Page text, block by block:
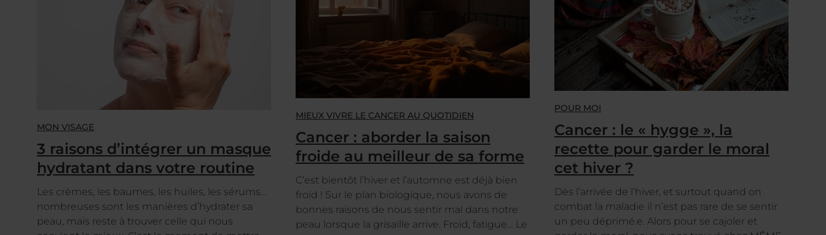
MON VISAGE
3 raisons d’intégrer un masque
hydratant dans votre routine
Les crèmes, les baumes, les huiles, les sérums…
nombreuses sont les manières d’hydrater sa
peau, mais reste à trouver celle qui nous
MIEUX VIVRE LE CANCER AU QUOTIDIEN
Cancer : aborder la saison
froide au meilleur de sa forme
C’est bientôt l’hiver et l’automne est déjà bien
froid ! Sur le plan biologique, nous avons de
bonnes raisons de nous sentir mal dans notre
peau lorsque la grisaille arrive. Froid, fatigue… Le
POUR MOI
Cancer : le « hygge », la
recette pour garder le moral
cet hiver ?
Dès l’arrivée de l’hiver, et surtout quand on
combat la maladie il n’est pas rare de se sentir
un peu déprimé.e. Alors pour se cajoler et